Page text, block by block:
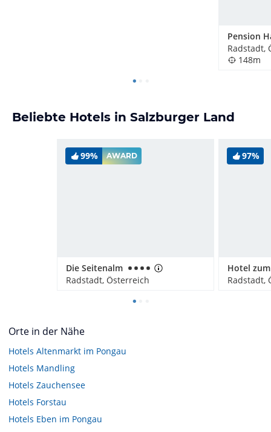
Pension
Radstadt,
148m
Beliebte Hotels in Salzburger Land
99% AWARD
Die Seitenalm
Radstadt, Österreich
97%
Radstadt,
Orte in der Nähe
Hotels Altenmarkt im Pongau
Hotels Mandling
Hotels Zauchensee
Hotels Forstau
Hotels Eben im Pongau